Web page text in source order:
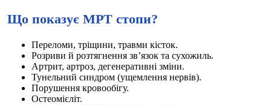
Що показує МРТ стопи?
Переломи, тріщини, травми кісток.
Розриви й розтягнення зв’язок та сухожиль.
Артрит, артроз, дегенеративні зміни.
Тунельний синдром (ущемлення нервів).
Порушення кровообігу.
Остеомієліт.